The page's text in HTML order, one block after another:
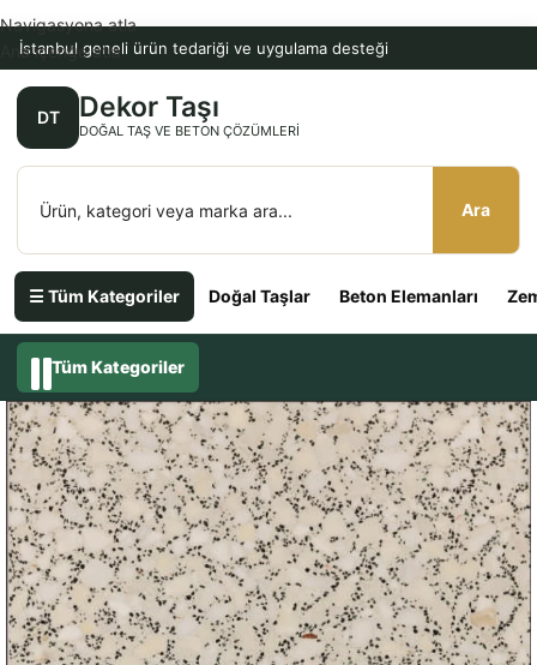
İstanbul geneli ürün tedariği ve uygulama desteği
DT Dekor Taşı
DOĞAL TAŞ VE BETON ÇÖZÜMLERI
Ara
☰ Tüm Kategoriler Doğal Taşlar Beton Elemanları
Navigasyona atla
Ana içeriğe atla
Tüm Kategoriler